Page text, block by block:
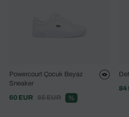
Powercourt Çocuk Beyaz
Sneaker
60 EUR
85 EUR %
84